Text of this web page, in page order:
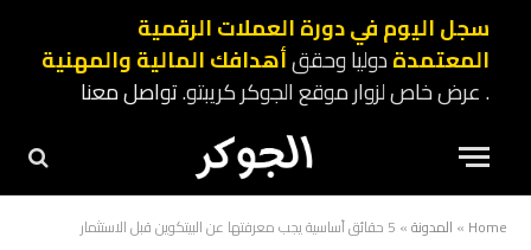
سجل اليوم في دورة العملات الرقمية
المعتمدةدوليا وحققأهدافك المالية والمهنية
. عرض خاص لزوار موقع الجوكر كريبتو.تواصل معنا
Home
» المدونة» 5 حقائق أساسية يجب معرفتها عن البيتكوين قبل الاستثمار